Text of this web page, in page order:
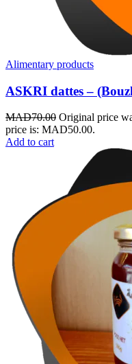
Alimentary products
ASKRI dattes –
MAD70.00 Original price
price is: MAD50.00.
Add to cart